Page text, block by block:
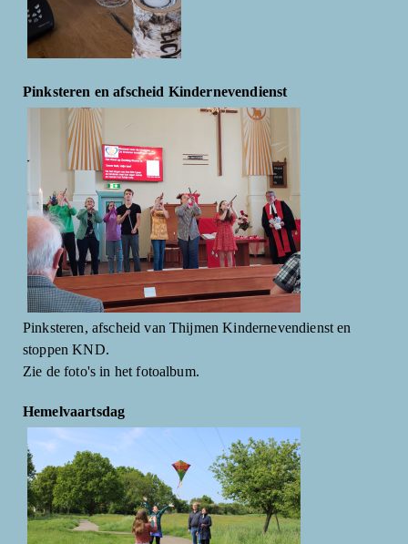
Pinksteren en afscheid Kindernevendienst
Pinksteren, afscheid van Thijmen Kindernevendienst en
stoppen KND.
Zie de foto's in het fotoalbum.
Hemelvaartsdag